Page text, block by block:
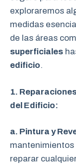
exploraremos
medidas
de las áreas
superficiales
edificio.
1.
del Edificio:
a. Pintura y
reparar